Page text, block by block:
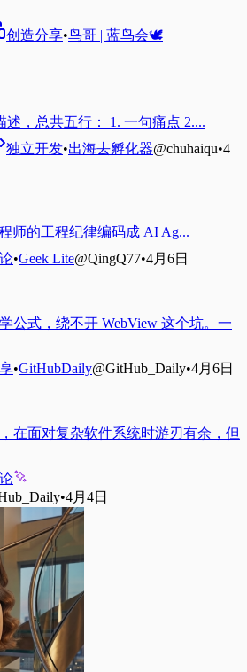
创造分享•鸟哥 | 蓝鸟会🕊️
述，总共五行： 1. 一句痛点 2....
独立开发•出海去孵化器@chuhaiqu•4
师的工程纪律编码成 AI Ag...
•Geek Lite@QingQ77•4月6日
公式，绕不开 WebView 这个坑。一
•GitHubDaily@GitHub_Daily•4月6日
在面对复杂软件系统时游刃有余，但
•4月4日